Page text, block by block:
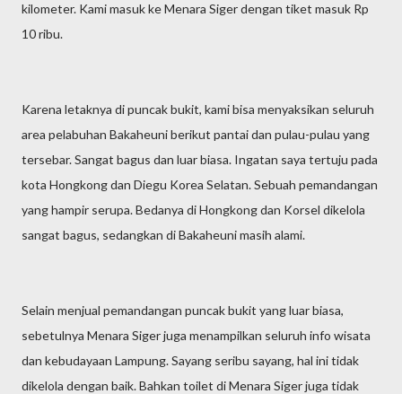
kilometer. Kami masuk ke Menara Siger dengan tiket masuk Rp
10 ribu.
Karena letaknya di puncak bukit, kami bisa menyaksikan seluruh
area pelabuhan Bakaheuni berikut pantai dan pulau-pulau yang
tersebar. Sangat bagus dan luar biasa. Ingatan saya tertuju pada
kota Hongkong dan Diegu Korea Selatan. Sebuah pemandangan
yang hampir serupa. Bedanya di Hongkong dan Korsel dikelola
sangat bagus, sedangkan di Bakaheuni masih alami.
Selain menjual pemandangan puncak bukit yang luar biasa,
sebetulnya Menara Siger juga menampilkan seluruh info wisata
dan kebudayaan Lampung. Sayang seribu sayang, hal ini tidak
dikelola dengan baik. Bahkan toilet di Menara Siger juga tidak